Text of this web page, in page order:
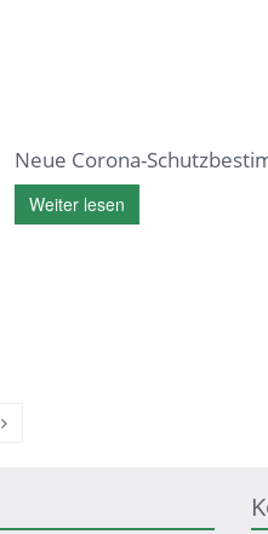
Neue Corona-
Weiter lesen
Nächste